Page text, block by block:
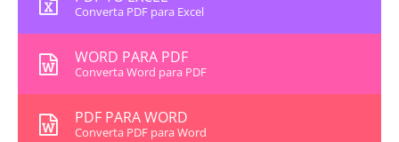
Converta PDF para Excel
WORD PARA PDF
Converta Word para PDF
PDF PARA WORD
Converta PDF para Word